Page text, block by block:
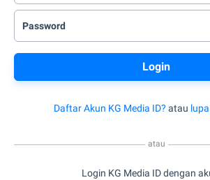
Password
Daftar Akun KG Media ID? atau
atau
Login KG Media ID dengan